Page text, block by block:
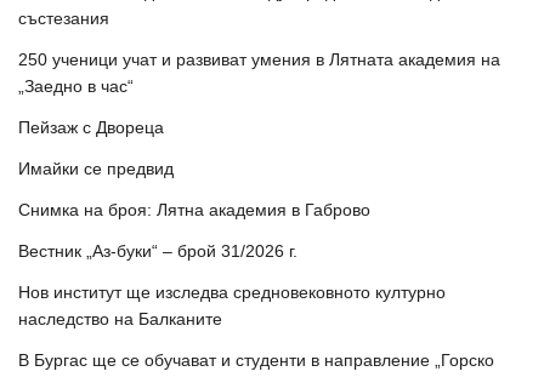
състезания
250 ученици учат и развиват умения в Лятната академия на
„Заедно в час“
Пейзаж с Двореца
Имайки се предвид
Снимка на броя: Лятна академия в Габрово
Вестник „Аз-буки“ – брой 31/2026 г.
Нов институт ще изследва средновековното културно
наследство на Балканите
В Бургас ще се обучават и студенти в направление „Горско